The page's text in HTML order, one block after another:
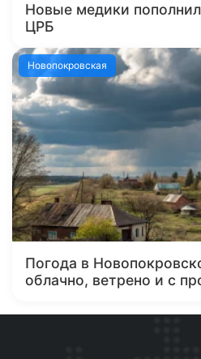
Новые медики
ЦРБ
Новопокровская
Погода в
облачно, ветрено и с